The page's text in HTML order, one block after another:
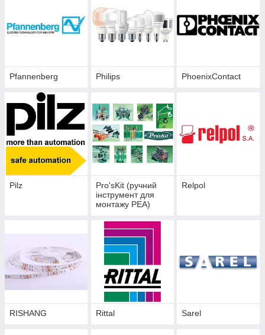
Pfannenberg Philips PhoenixContact
Pilz
Pro'sKit (ручний
інструмент для
монтажу РЕА)
Relpol
RISHANG Rittal Sarel